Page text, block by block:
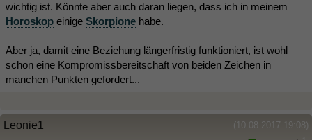
wichtig ist. Könnte aber auch daran liegen, dass ich in meinem
Horoskop einige Skorpione habe.
Aber ja, damit eine Beziehung längerfristig funktioniert, ist wohl
schon eine Kompromissbereitschaft von beiden Zeichen in
manchen Punkten gefordert...
(10.08.2017 19:08)
Leonie1